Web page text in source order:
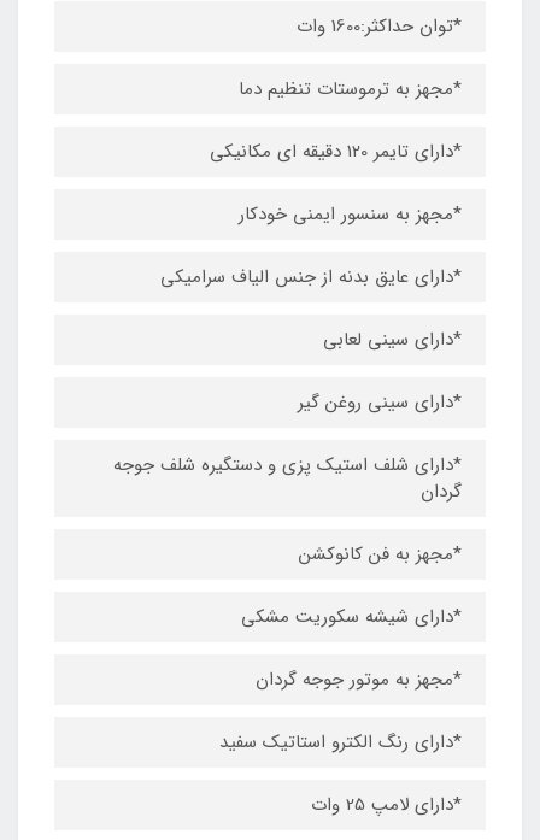
*توان حداکثر:1600 وات
*مجهز به ترموستات تنظیم دما
*دارای تایمر 120 دقیقه ای مکانیکی
*مجهز به سنسور ایمنی خودکار
*دارای عایق بدنه از جنس الیاف سرامیکی
*دارای سینی لعابی
*دارای سینی روغن گیر
*دارای شلف استیک پزی و دستگیره شلف جوجه
گردان
*مجهز به فن کانوکشن
*دارای شیشه سکوریت مشکی
*مجهز به موتور جوجه گردان
*دارای رنگ الکترو استاتیک سفید
*دارای لامپ 25 وات